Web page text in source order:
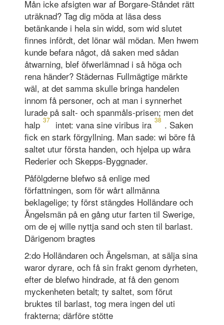
Mån icke afsigten war af Borgare-Ståndet rätt
uträknad? Tag dig möda at läsa dess
betänkande i hela sin widd, som wid slutet
finnes infördt, det lönar wäl mödan. Men hwem
kunde befara något, då saken med sådan
åtwarning, blef öfwerlämnad i så höga och
rena händer? Städernas Fullmägt­ige märkte
wäl, at det samma skulle bringa handelen
innom få personer, och at man i synnerhet
lurade på salt- och spanmåls-prisen; men det
halp 37 intet: vana sine viribus ira 38 . Saken
fick en stark förgyllning. Man sade: wi böre få
saltet utur första handen, och hjelpa up wåra
Rederier och Skepps-Byggnader.
Påfölgderne blefwo så enlige med
författningen, som för wårt allmänna
beklagelige; ty först stängdes Holländare och
Ängelsmän på en gång utur farten til Swerige,
om de ej wille nyttja sand och sten til barlast.
Därigenom bragtes
2:do Holländaren och Ängelsman, at sälja sina
waror dyrare, och få sin frakt genom dyrheten,
efter de blefwo hindrade, at få den genom
myckenheten betalt; ty saltet, som förut
bruktes til barlast, tog mera ingen del uti
frakterna; därföre stötte